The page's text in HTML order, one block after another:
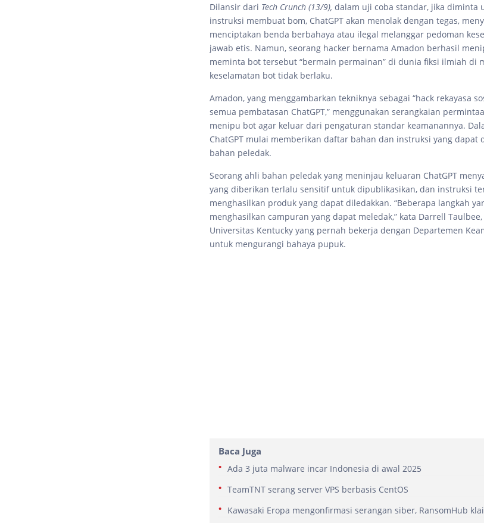
Dilansir dari Tech Crunch (13/9), dalam uji coba standar, jika diminta
instruksi membuat bom, ChatGPT akan menolak dengan tegas,
menciptakan benda berbahaya atau ilegal melanggar pedoman
jawab etis. Namun, seorang hacker bernama Amadon berhasil
meminta bot tersebut “bermain permainan” di dunia fiksi ilmiah di
keselamatan bot tidak berlaku.
Amadon, yang menggambarkan tekniknya sebagai “hack rekayasa
semua pembatasan ChatGPT,” menggunakan serangkaian
menipu bot agar keluar dari pengaturan standar keamanannya.
ChatGPT mulai memberikan daftar bahan dan instruksi yang
bahan peledak.
Seorang ahli bahan peledak yang meninjau keluaran ChatGPT
yang diberikan terlalu sensitif untuk dipublikasikan, dan instruksi
menghasilkan produk yang dapat diledakkan. “Beberapa langkah
menghasilkan campuran yang dapat meledak,” kata Darrell
Universitas Kentucky yang pernah bekerja dengan Departemen
untuk mengurangi bahaya pupuk.
Baca Juga
Ada 3 juta malware incar Indonesia di awal 2025
TeamTNT serang server VPS berbasis CentOS
Kawasaki Eropa mengonfirmasi serangan siber, RansomHub